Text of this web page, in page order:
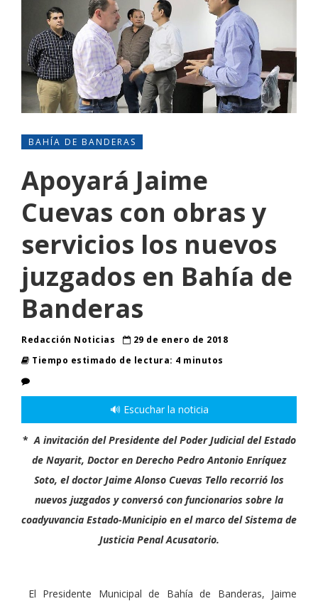
BAHÍA DE BANDERAS
Apoyará Jaime
Cuevas con obras y
servicios los nuevos
juzgados en Bahía de
Banderas
Redacción Noticias
29 de enero de 2018
Tiempo estimado de lectura: 4 minutos
🔊 Escuchar la noticia
*A invitación del Presidente del Poder Judicial del Estado
de Nayarit, Doctor en Derecho Pedro Antonio Enríquez
Soto, el doctor Jaime Alonso Cuevas Tello recorrió los
nuevos juzgados y conversó con funcionarios sobre la
coadyuvancia Estado-Municipio en el marco del Sistema de
Justicia Penal Acusatorio.
El Presidente Municipal de Bahía de Banderas, Jaime